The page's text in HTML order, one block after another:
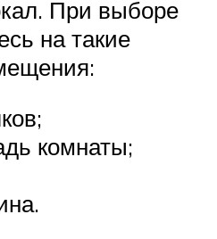
При выборе
на такие
комнаты;